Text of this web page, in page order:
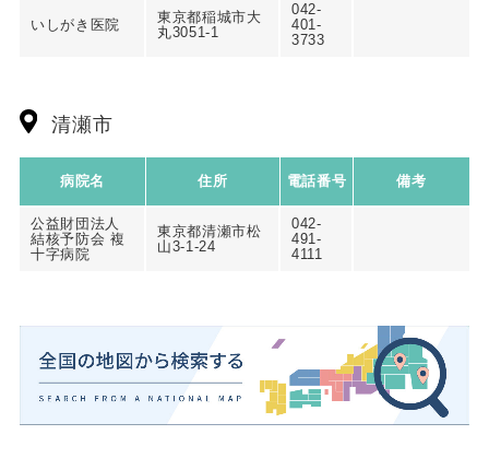
いしがき医院
東京都稲城市大
丸3051-1
042-
401-
3733
清瀬市
病院名 住所 電話番号 備考
公益財団法人
結核予防会 複
十字病院
東京都清瀬市松
山3-1-24
042-
491-
4111